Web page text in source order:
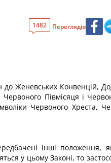
1482 Переглядів
до Женевських Конвенцій,
Півмісяця і
Червоного Хреста,
інші положення,
у цьому Законі, то